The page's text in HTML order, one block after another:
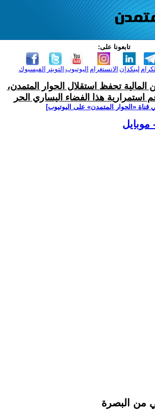
تابعونا على:
الفيسبوك التويتر اليوتيوب الانستغرام لينكدإن
المالية تحفظ استقلال الحوار المتمدن،
استمرارية هذا الفضاء اليساري الحر
‫«الحوار المتمدن» على اليوتيوب]
موبايل
من البصرة